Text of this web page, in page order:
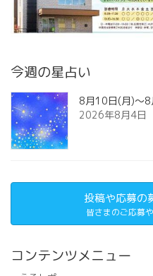
今週の星占い
8月10日(月)～
2026年8月4日
投稿や応募の
皆さまのご応募
コンテンツメニュー